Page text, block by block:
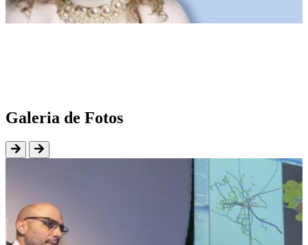
Galeria de Fotos